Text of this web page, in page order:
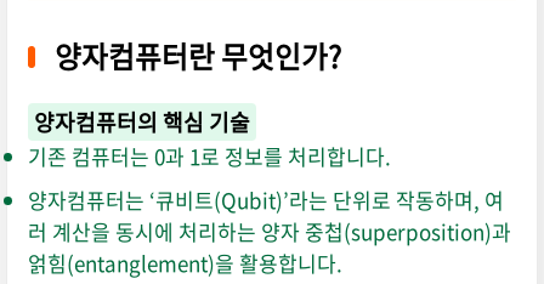
양자컴퓨터란 무엇인가?
양자컴퓨터의 핵심 기술
기존 컴퓨터는 0과 1로 정보를 처리합니다.
양자컴퓨터는 ‘큐비트(Qubit)’라는 단위로 작동하며, 여
러 계산을 동시에 처리하는 양자 중첩(superposition)과
얽힘(entanglement)을 활용합니다.